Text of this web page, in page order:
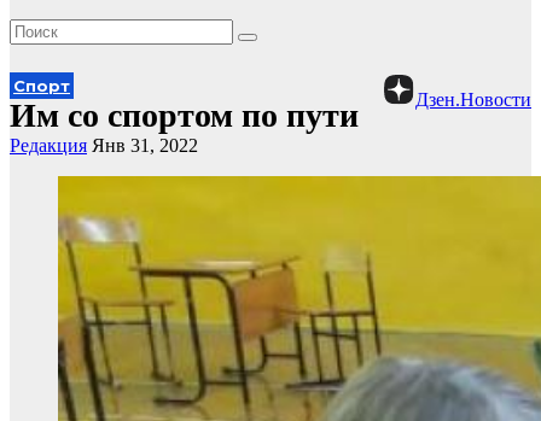
Дзен.Новости
Спорт
Им со спортом по пути
Редакция Янв 31, 2022